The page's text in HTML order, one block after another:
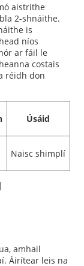
aistrithe
2-shnáithe.
is
níos
ar fáil le
costais
réidh don
Úsáid
Naisc shimplí
amhail
Áirítear leis na